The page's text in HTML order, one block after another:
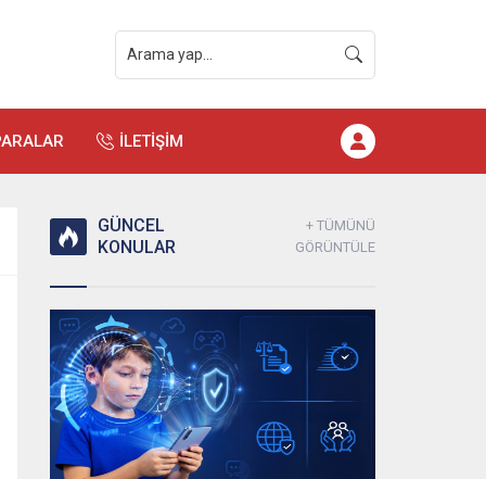
İLETİŞİM
GÜNCEL
KONULAR
+ TÜMÜNÜ
GÖRÜNTÜLE